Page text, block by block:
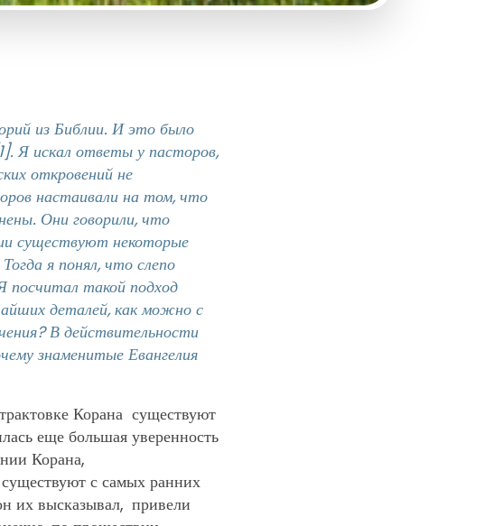
из Библии. И это было
. Я искал ответы у пасторов,
откровений не
настаивали на том, что
Они говорили, что
существуют некоторые
я понял, что слепо
посчитал такой подход
деталей, как можно с
В действительности
знаменитые Евангелия
Корана существуют
еще большая уверенность
Корана,
с самых ранних
их высказывал, привели